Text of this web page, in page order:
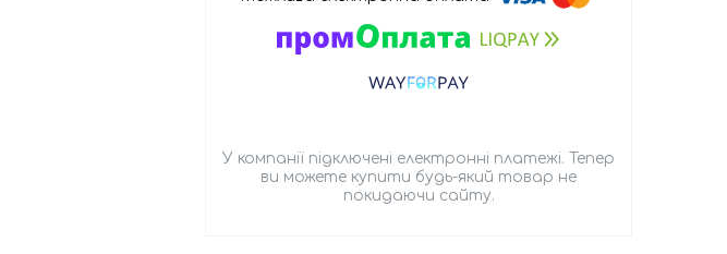
У компанії підключені електронні платежі. Тепер
ви можете купити будь-який товар не
покидаючи сайту.